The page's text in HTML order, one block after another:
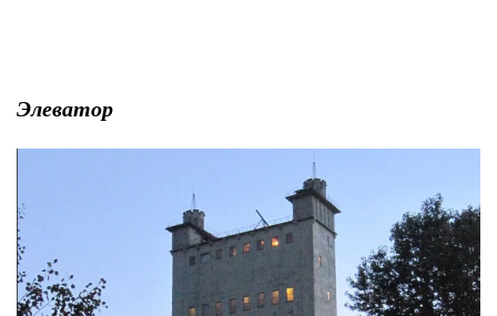
Элеватор